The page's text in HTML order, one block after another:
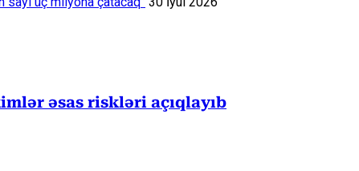
əsas riskləri açıqlayıb